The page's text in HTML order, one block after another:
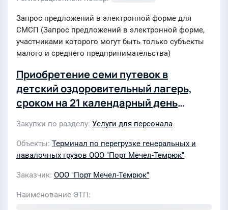
Запрос предложений в электронной форме для
СМСП (Запрос предложений в электронной форме,
участниками которого могут быть только субъекты
малого и среднего предпринимательства)
Приобретение семи путевок в
детский оздоровительный лагерь,
сроком на 21 календарный день
включительно
Закупки по разделу Услуги для персонала
Объекты Терминал по перегрузке генеральных и
навалочных грузов ООО "Порт Мечел-Темрюк"
Заказчик ООО "Порт Мечел-Темрюк"
Наименование ЭТП